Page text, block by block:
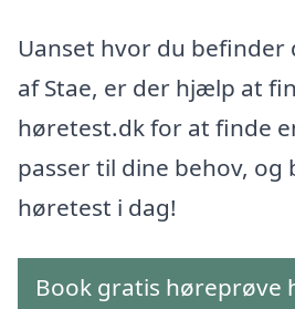
Uanset hvor du
af Stae, er der hjælp at
høretest.dk for at finde
passer til dine behov, og
høretest i dag!
Book gratis høreprøve